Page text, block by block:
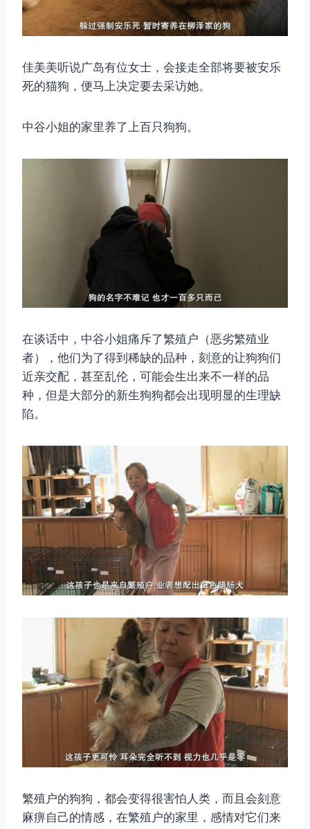
佳美美听说广岛有位女士，会接走全部将要被安乐
死的猫狗，便马上决定要去采访她。
中谷小姐的家里养了上百只狗狗。
在谈话中，中谷小姐痛斥了繁殖户（恶劣繁殖业
者），他们为了得到稀缺的品种，刻意的让狗狗们
近亲交配，甚至乱伦，可能会生出来不一样的品
种，但是大部分的新生狗狗都会出现明显的生理缺
陷。
繁殖户的狗狗，都会变得很害怕人类，而且会刻意
麻痹自己的情感，在繁殖户的家里，感情对它们来